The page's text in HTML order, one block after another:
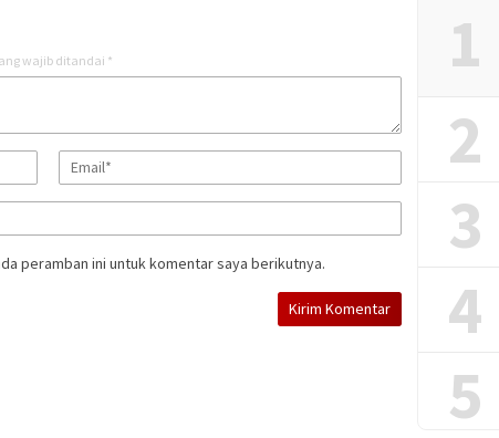
wajib ditandai *
peramban ini untuk komentar saya berikutnya.
1
2
3
4
5